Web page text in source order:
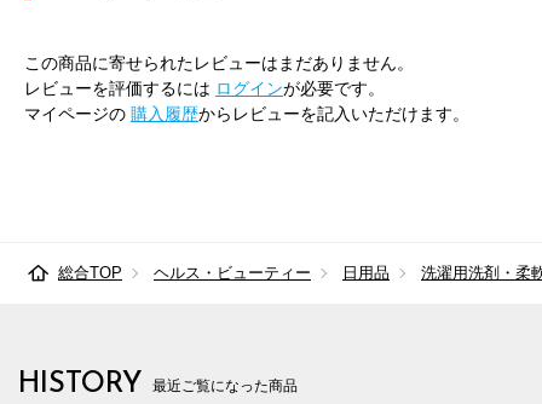
この商品に寄せられたレビューはまだありません。
レビューを評価するには ログインが必要です。
マイページの 購入履歴からレビューを記入いただけます。
総合TOP ヘルス・ビューティー 日用品 洗濯用洗剤・柔
HISTORY 最近ご覧になった商品